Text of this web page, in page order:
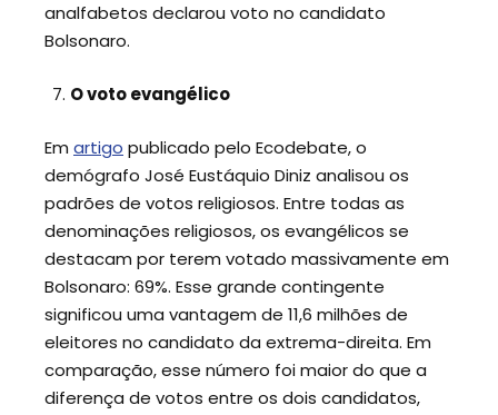
analfabetos declarou voto no candidato
Bolsonaro.
O voto evangélico
Em artigo publicado pelo Ecodebate, o
demógrafo José Eustáquio Diniz analisou os
padrões de votos religiosos. Entre todas as
denominações religiosos, os evangélicos se
destacam por terem votado massivamente em
Bolsonaro: 69%. Esse grande contingente
significou uma vantagem de 11,6 milhões de
eleitores no candidato da extrema-direita. Em
comparação, esse número foi maior do que a
diferença de votos entre os dois candidatos,